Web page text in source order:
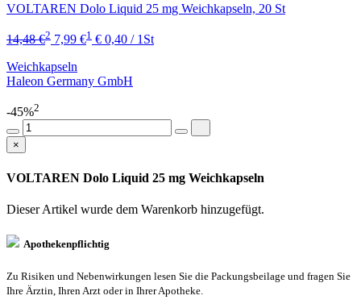
VOLTAREN Dolo Liquid 25 mg Weichkapseln, 20 St
14,48 €2 7,99 €1 € 0,40 / 1St
Weichkapseln
Haleon Germany GmbH
-45%2
×
VOLTAREN Dolo Liquid 25 mg Weichkapseln
Dieser Artikel wurde dem Warenkorb hinzugefügt.
Apothekenpflichtig
Zu Risiken und Nebenwirkungen lesen Sie die Packungsbeilage und fragen Sie
Ihre Ärztin, Ihren Arzt oder in Ihrer Apotheke.